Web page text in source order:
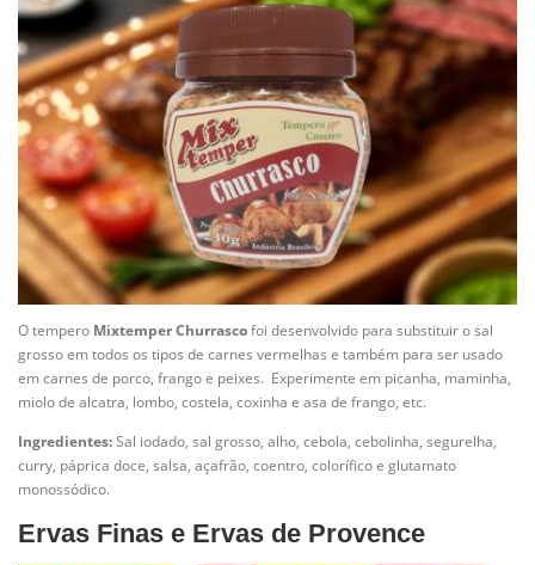
O tempero Mixtemper Churrascofoi desenvolvido para substituir o sal
grosso em todos os tipos de carnes vermelhas e também para ser usado
em carnes de porco, frango e peixes. Experimente em picanha, maminha,
miolo de alcatra, lombo, costela, coxinha e asa de frango, etc.
Ingredientes:Sal iodado, sal grosso, alho, cebola, cebolinha, segurelha,
curry, páprica doce, salsa, açafrão, coentro, colorífico e glutamato
monossódico.
Ervas Finas e Ervas de Provence